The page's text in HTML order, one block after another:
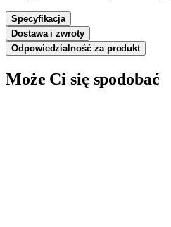
Specyfikacja
Dostawa i zwroty
Odpowiedzialność za produkt
Może Ci się spodobać